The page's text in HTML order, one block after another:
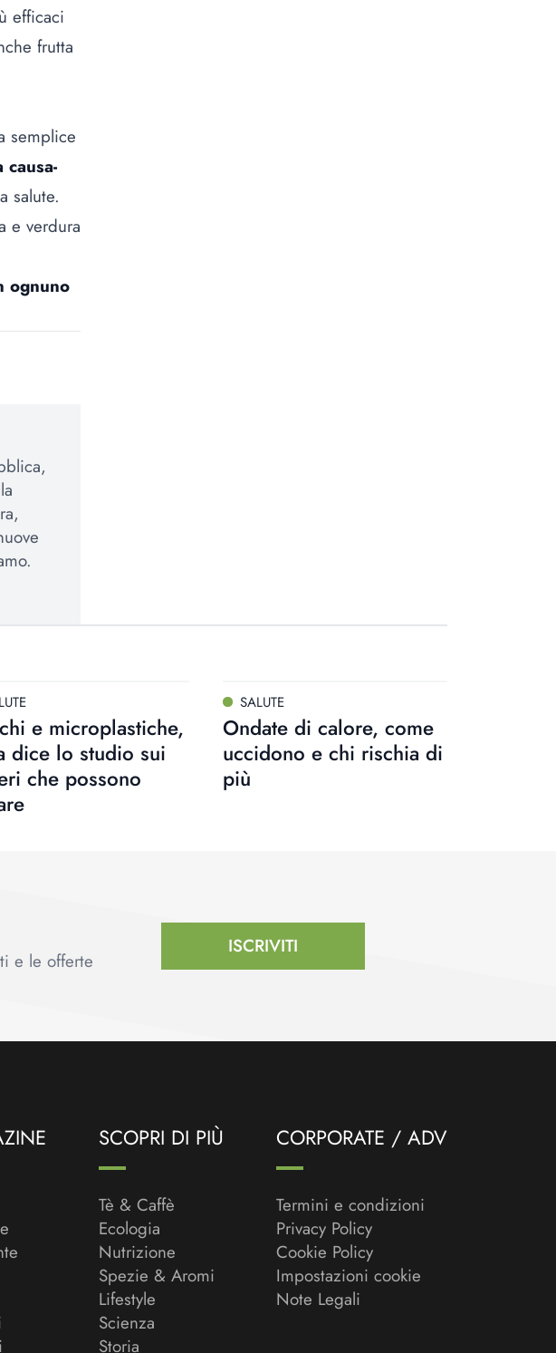
efficaci
frutta
semplice
salute.
e verdura
ognuno
e microplastiche,
dice lo studio sui
che possono
SALUTE
Ondate di calore, come
uccidono e chi rischia di
più
e le offerte
ISCRIVITI
SCOPRI DI PIÙ
Tè & Caffè
Ecologia
Nutrizione
Spezie & Aromi
Lifestyle
Scienza
Storia
CORPORATE / ADV
Termini e condizioni
Privacy Policy
Cookie Policy
Impostazioni cookie
Note Legali